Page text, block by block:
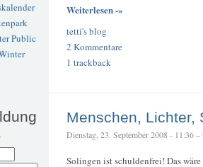
Public
Weiterlesen -»
tetti's blog
2 Kommentare
1 trackback
Menschen, Lichter,
Dienstag, 23. September 2008 - 11:36 –
Solingen ist schuldenfrei! Das